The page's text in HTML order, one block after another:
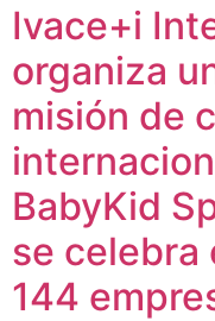
Ivace+i
organiza
misión de
BabyKid
se celebra
144